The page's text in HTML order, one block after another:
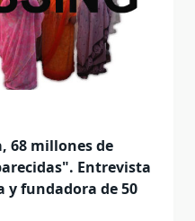
68 millones de
Entrevista
y fundadora de 50